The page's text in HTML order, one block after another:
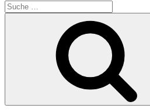
Suche
nach: